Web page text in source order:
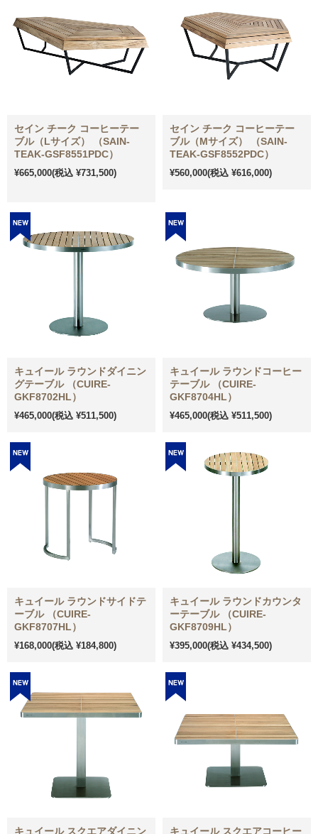
セイン チーク コーヒーテー
ブル（Lサイズ） （SAIN-
TEAK-GSF8551PDC）
¥665,000(税込 ¥731,500)
セイン チーク コーヒーテー
ブル（Mサイズ） （SAIN-
TEAK-GSF8552PDC）
¥560,000(税込 ¥616,000)
キュイール ラウンドダイニン
グテーブル （CUIRE-
GKF8702HL）
¥465,000(税込 ¥511,500)
キュイール ラウンドコーヒー
テーブル （CUIRE-
GKF8704HL）
¥465,000(税込 ¥511,500)
キュイール ラウンドサイドテ
ーブル （CUIRE-
GKF8707HL）
¥168,000(税込 ¥184,800)
キュイール ラウンドカウンタ
ーテーブル （CUIRE-
GKF8709HL）
¥395,000(税込 ¥434,500)
キュイール スクエアダイニン キュイール スクエアコーヒー